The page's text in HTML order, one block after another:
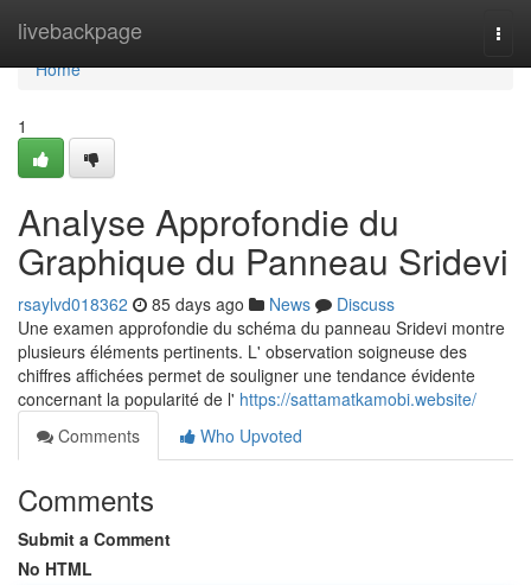
livebackpage
Home
Home
1
Analyse Approfondie du
Graphique du Panneau Sridevi
rsaylvd018362 85 days ago News
Discuss
Une examen approfondie du schéma du panneau Sridevi montre
plusieurs éléments pertinents. L' observation soigneuse des
chiffres affichées permet de souligner une tendance évidente
concernant la popularité de l' https://sattamatkamobi.website/
Comments
Who Upvoted
Comments
Submit a Comment
No HTML